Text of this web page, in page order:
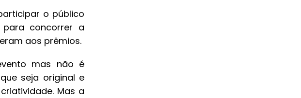
o público
para concorrer a
aos prêmios.
mas não é
seja original e
Mas a